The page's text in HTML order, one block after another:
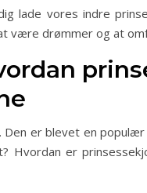
lade vores indre
være drømmer og at
er blevet en
Hvordan er